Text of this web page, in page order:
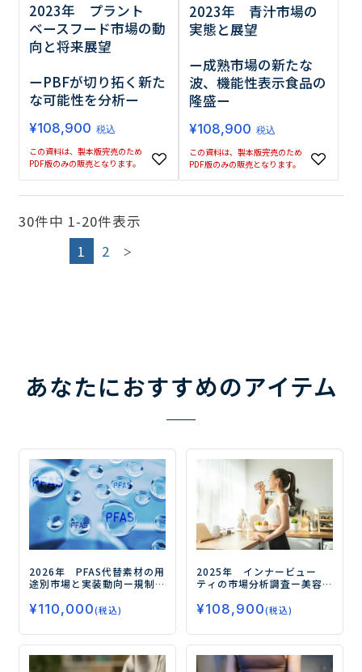
2023年 プラント
ベースフード市場の動
向と将来展望
ーPBFが切り拓く新た
な可能性を分析ー
¥108,900 税込
この資料は、製本版完売のため
PDF版のみの販売となります。
2023年 青汁市場の
実態と展望
ー成熟市場の新たな
波、機能性表示食品の
隆盛ー
¥108,900 税込
この資料は、製本版完売のため
PDF版のみの販売となります。
30件中 1-20件表示
1
2
あなたにおすすめのアイテム
2026年 PFAS代替素材の用
途別市場と実装動向ー規制
実装力競争の勝ち筋ー
¥110,000(税込)
2025年 インナービュー
ティの市場分析調査ー美容
鍵ー
¥108,900(税込)